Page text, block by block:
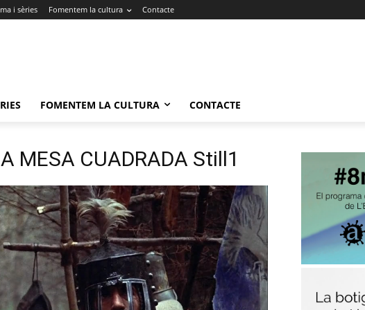
i sèries Fomentem la cultura Contacte
FOMENTEM LA CULTURA CONTACTE
MESA CUADRADA Still1